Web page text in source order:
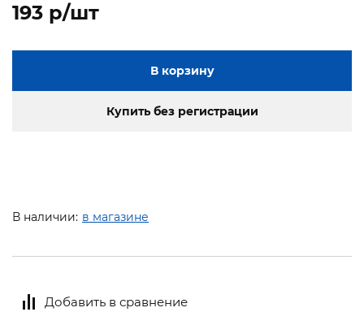
193 p/шт
В корзину
Купить без регистрации
В наличии: в магазине
Добавить в сравнение